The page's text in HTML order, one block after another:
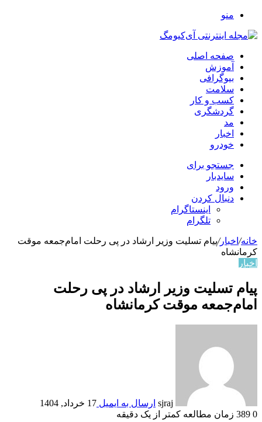
منو
صفحه اصلی
آموزش
بیوگرافی
سلامت
کسب و کار
گردشگری
مد
اخبار
خودرو
جستجو برای
سایدبار
ورود
دنبال کردن
اینستاگرام
تلگرام
خانه/ اخبار/پیام تسلیت وزیر ارشاد در پی رحلت امام‌جمعه موقت
کرمانشاه
اخبار
پیام تسلیت وزیر ارشاد در پی رحلت
امام‌جمعه موقت کرمانشاه
sjraj ارسال به ایمیل 17 خرداد, 1404
0
زمان مطالعه کمتر از یک دقیقه